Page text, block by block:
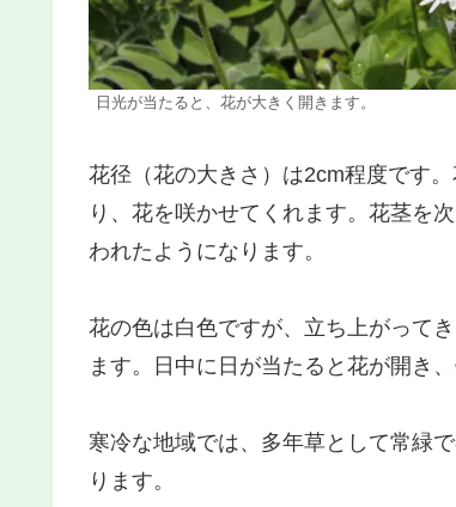
日光が当たると、花が大きく開きます。
花径（花の大きさ）は2cm程度です
り、花を咲かせてくれます。花茎を
われたようになります。
花の色は白色ですが、立ち上がって
ます。日中に日が当たると花が開き
寒冷な地域では、多年草として常緑
ります。